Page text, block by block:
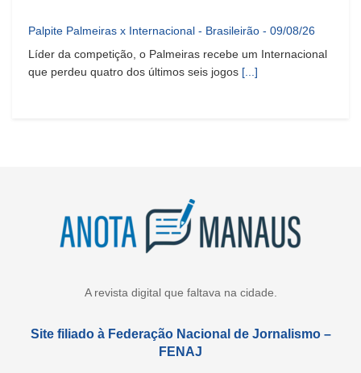
Palpite Palmeiras x Internacional - Brasileirão - 09/08/26
Líder da competição, o Palmeiras recebe um Internacional
que perdeu quatro dos últimos seis jogos [...]
A revista digital que faltava na cidade.
Site filiado à Federação Nacional de Jornalismo –
FENAJ